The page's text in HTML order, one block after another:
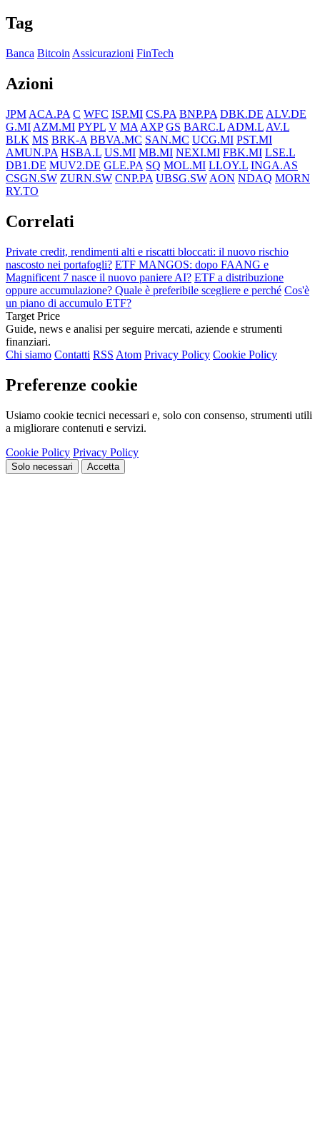
Tag
Banca Bitcoin Assicurazioni FinTech
Azioni
JPM ACA.PA C WFC ISP.MI CS.PA BNP.PA DBK.DE ALV.DE
G.MI AZM.MI PYPL V MA AXP GS BARC.L ADM.L AV.L
BLK MS BRK-A BBVA.MC SAN.MC UCG.MI PST.MI
AMUN.PA HSBA.L US.MI MB.MI NEXI.MI FBK.MI LSE.L
DB1.DE MUV2.DE GLE.PA SQ MOL.MI LLOY.L INGA.AS
CSGN.SW ZURN.SW CNP.PA UBSG.SW AON NDAQ MORN
RY.TO
Correlati
Private credit, rendimenti alti e riscatti bloccati: il nuovo rischio
nascosto nei portafogli? ETF MANGOS: dopo FAANG e
Magnificent 7 nasce il nuovo paniere AI? ETF a distribuzione
oppure accumulazione? Quale è preferibile scegliere e perché Cos'è
un piano di accumulo ETF?
Target Price
Guide, news e analisi per seguire mercati, aziende e strumenti
finanziari.
Chi siamo Contatti RSS Atom Privacy Policy Cookie Policy
Preferenze cookie
Usiamo cookie tecnici necessari e, solo con consenso, strumenti utili
a migliorare contenuti e servizi.
Cookie Policy Privacy Policy
Solo necessari Accetta